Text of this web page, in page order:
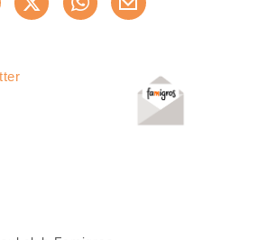
Consiglia ora